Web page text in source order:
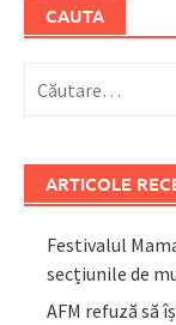
CAUTA
după:
ARTICOLE
Festivalul
secțiunile de
AFM refuză să